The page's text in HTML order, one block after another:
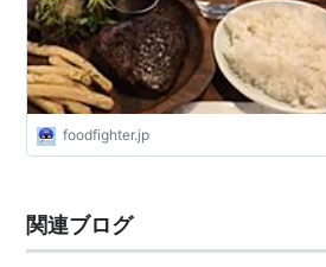
スイーツなどの最新グルメを最速でお
届け！！！
foodfighter.jp
関連ブログ